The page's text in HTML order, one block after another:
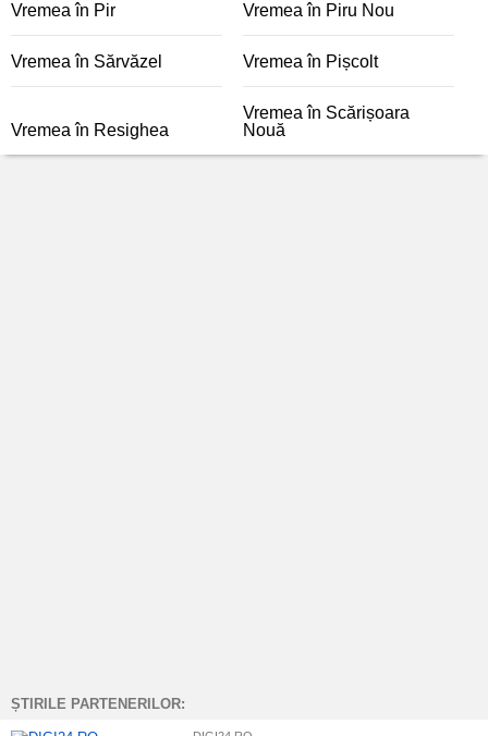
Vremea în Pir Vremea în Piru Nou
Vremea în Sărvăzel Vremea în Pișcolt
Vremea în Resighea
Vremea în Scărișoara
Nouă
ȘTIRILE PARTENERILOR: